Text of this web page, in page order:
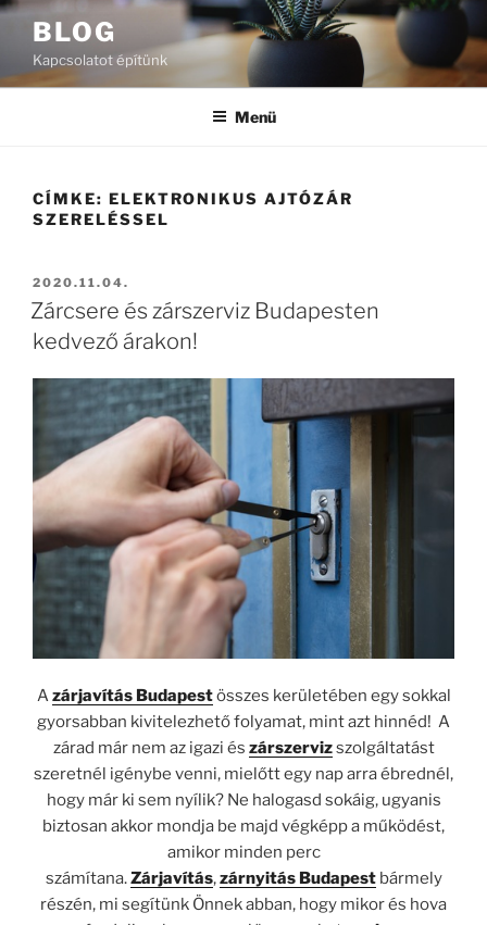
Tartalomhoz
BLOG
Kapcsolatot építünk
Menü
CÍMKE: ELEKTRONIKUS AJTÓZÁR
SZERELÉSSEL
BEKÜLDVE:
2020.11.04.
Zárcsere és zárszerviz Budapesten
kedvező árakon!
Azárjavítás Budapestösszes kerületében egy sokkal
gyorsabban kivitelezhető folyamat, mint azt hinnéd! A
zárad már nem az igazi és zárszervizszolgáltatást
szeretnél igénybe venni, mielőtt egy nap arra ébrednél,
hogy már ki sem nyílik? Ne halogasd sokáig, ugyanis
biztosan akkor mondja be majd végképp a működést,
amikor minden perc
számítana.Zárjavítás,zárnyitás Budapestbármely
részén, mi segítünk Önnek abban, hogy mikor és hova